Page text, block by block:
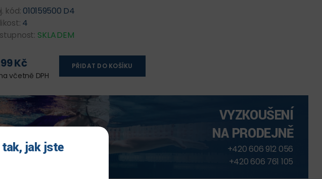
kód: 010159500 D4
4
SKLADEM
Kč
včetně DPH
PŘIDAT DO KOŠÍKU
VYZKOUŠENÍ
NA PRODEJNĚ
+420 606 912 056
+420 606 761 105
tak, jak jste